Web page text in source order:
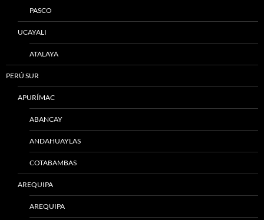
PASCO
UCAYALI
ATALAYA
PERÚ SUR
APURÍMAC
ABANCAY
ANDAHUAYLAS
COTABAMBAS
AREQUIPA
AREQUIPA